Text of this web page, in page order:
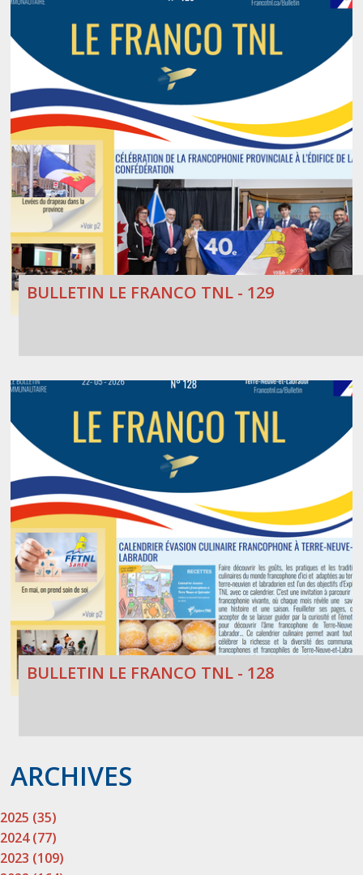
BULLETIN LE FRANCO TNL - 129
BULLETIN LE FRANCO TNL - 128
ARCHIVES
2025 (35)
2024 (77)
2023 (109)